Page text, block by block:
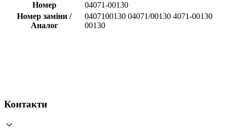
Номер
04071-00130
Номер заміни /
Аналог
0407100130 04071/00130 4071-00130
00130
Контакти